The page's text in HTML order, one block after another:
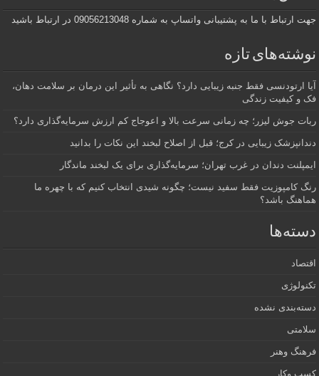
جهت ارتباط با ما به پشتیبانی واتساپ به شماره 09056213048 در ارتباط باشید
نوشته‌های تازه
آیا ارتودنسی فقط جنبه زیبایی دارد؟ نگاهی به تأثیر این درمان بر سلامت دهان،
فک و کیفیت زندگی
ربات جوش لیزر؛ چه زمانی سرعت بالا و اعوجاج کم ارزش سرمایه‌گذاری دارد؟
دندانپزشک زیبایی در کرج؛ قبل از اصلاح لبخند این نکات را بدانید
ایمپلنت دندان در غرب تهران؛ سرمایه‌گذاری برای یک لبخند ماندگار
رنگ کامپوزیت فقط سفید نیست؛ چگونه شیدی انتخاب کنیم که با چهره ما
هماهنگ باشد؟
دسته‌ها
اقتصاد
تکنولوژی
دسته‌بندی نشده
سلامتی
فرهنگ وهنر
کسب وکار